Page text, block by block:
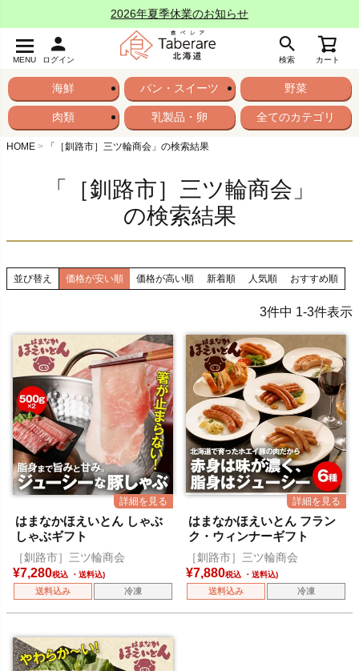
2026年夏季休業のお知らせ
MENU ログイン 検索 カート
海鮮 パン・スイーツ 野菜
肉類 乳製品・卵 全てのカテゴリ
HOME 「［釧路市］三ツ輪商会」の検索結果
「［釧路市］三ツ輪商会」
の検索結果
並び替え 価格が安い順 価格が高い順 新着順 人気順 おすすめ順
3件中 1-3件表示
はまなかほえいとん しゃぶ
しゃぶギフト
［釧路市］三ツ輪商会
¥7,280税込
送料込み 冷凍
はまなかほえいとん フラン
ク・ウィンナーギフト
［釧路市］三ツ輪商会
¥7,880税込
送料込み 冷凍